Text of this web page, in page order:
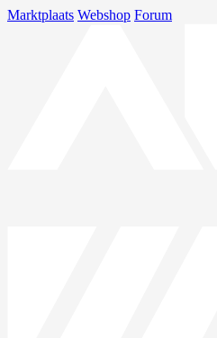
Marktplaats Webshop Forum